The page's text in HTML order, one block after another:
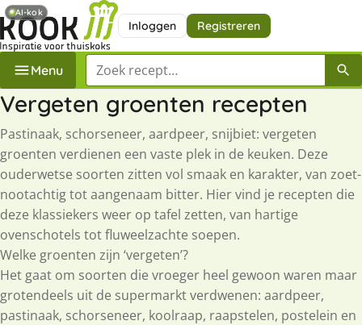
Inloggen Registreren
Menu Zoek een recept
Vergeten groenten recepten
Pastinaak, schorseneer, aardpeer, snijbiet: vergeten
groenten verdienen een vaste plek in de keuken. Deze
ouderwetse soorten zitten vol smaak en karakter, van zoet-
nootachtig tot aangenaam bitter. Hier vind je recepten die
deze klassiekers weer op tafel zetten, van hartige
ovenschotels tot fluweelzachte soepen.
Welke groenten zijn ‘vergeten’?
Het gaat om soorten die vroeger heel gewoon waren maar
grotendeels uit de supermarkt verdwenen: aardpeer,
pastinaak, schorseneer, koolraap, raapstelen, postelein en
AI-kok